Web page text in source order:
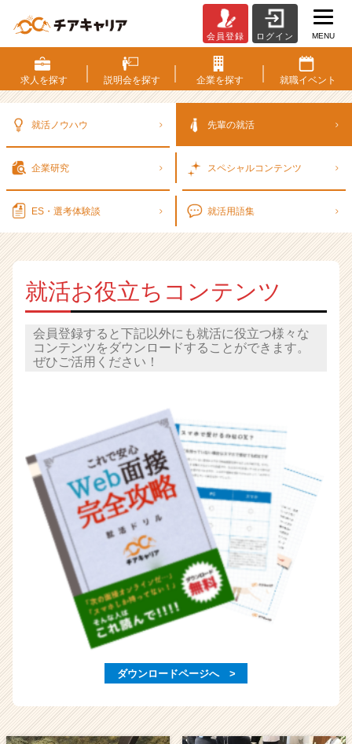
輩
の
就
ャ
か
カ
ウ
ト
く
活
サ
イ
ト
チ
ア
キ
リ
ア
（C
h
e
r
r
会員登録 ログイン MENU
求人を探す 説明会を探す 企業を探す 就職イベント
就活ノウハウ 先輩の就活
企業研究 スペシャルコンテンツ
ES・選考体験談 就活用語集
就活お役立ちコンテンツ
会員登録すると下記以外にも就活に役立つ様々な
コンテンツをダウンロードすることができます。
ぜひご活用ください！
ダウンロードページへ >